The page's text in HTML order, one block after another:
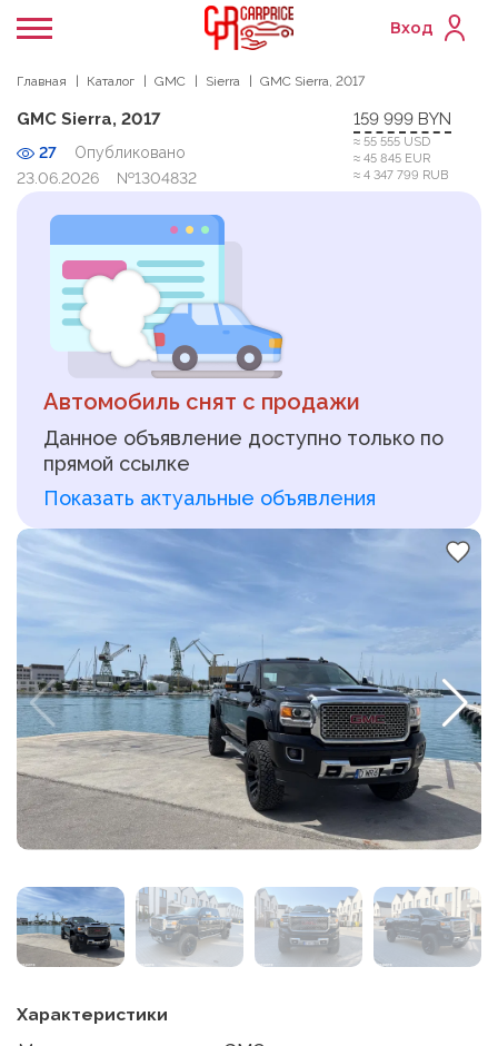
Вход
Главная Каталог GMC Sierra GMC Sierra, 2017
GMC Sierra, 2017
27
Опубликовано
23.06.2026
№1304832
159 999 BYN
≈ 55 555 USD
≈ 45 845 EUR
≈ 4 347 799 RUB
Автомобиль снят с продажи
Данное объявление доступно только по
прямой ссылке
Показать актуальные объявления
Характеристики